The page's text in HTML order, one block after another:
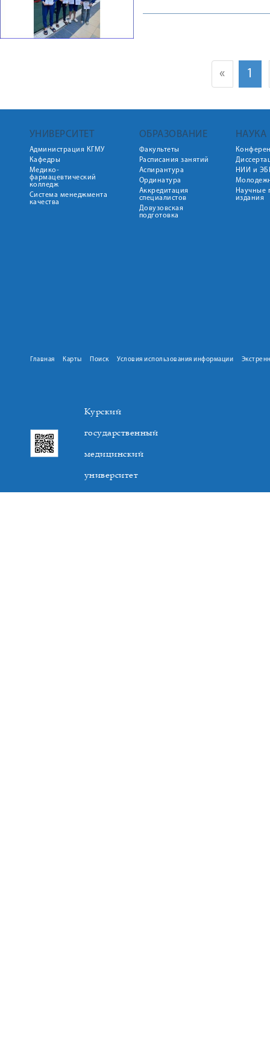
« 1
УНИВЕРСИТЕТ
Администрация КГМУ
Кафедры
Медико-
фармацевтический
колледж
Система менеджмента
качества
ОБРАЗОВАНИЕ
Факультеты
Расписания занятий
Аспирантура
Ординатура
Аккредитация
специалистов
Довузовская
подготовка
НАУКА
НИИ и
Научные
издания
Главная Карты Поиск Условия использования информации
Курский
государственный
медицинский
университет